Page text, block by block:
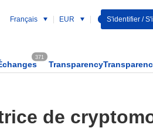
Français EUR S'identifier /
371
de